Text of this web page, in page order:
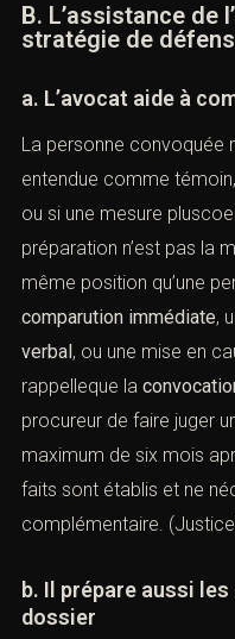
être entendue sur les
avocat, sauf
procès-verbal.
(Légifrance)
B. L’assistance de
stratégie de
a. L’avocat aide à
La personne convoquée
entendue comme
soupçonnée, ou si une
envisagée. Or la
témoin n’est pas dans la
personne qui
cause plus formelle.
convocation par procès-